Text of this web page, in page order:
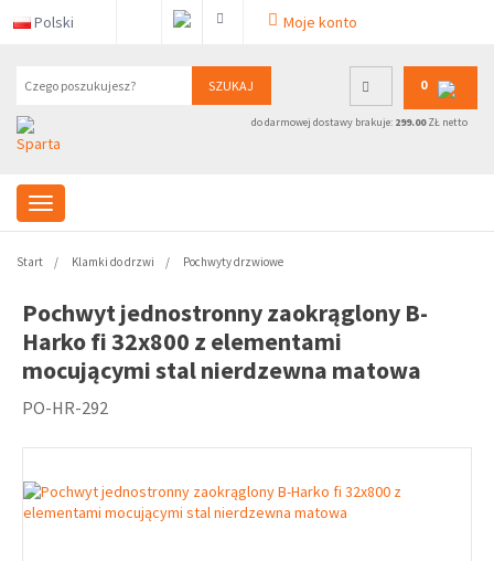
Polski Moje konto
SZUKAJ 0
do darmowej dostawy brakuje: 299.00ZŁ netto
Start Klamki do drzwi Pochwyty drzwiowe
Pochwyt jednostronny zaokrąglony B-
Harko fi 32x800 z elementami
mocującymi stal nierdzewna matowa
PO-HR-292